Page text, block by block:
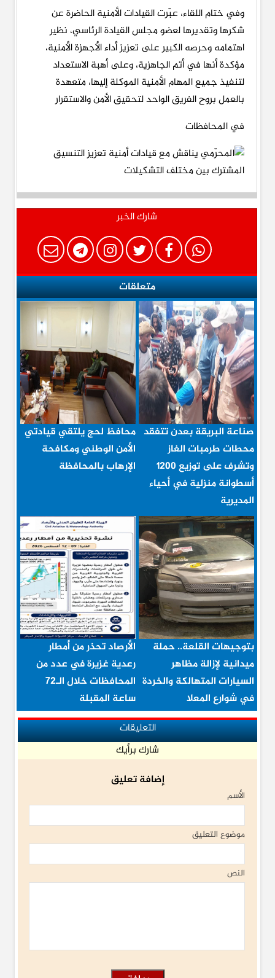
وفي ختام اللقاء، عبّرت القيادات الأمنية الحاضرة عن
شكرها وتقديرها لعضو مجلس القيادة الرئاسي، نظير
اهتمامه وحرصه الكبير على تعزيز أداء الأجهزة الأمنية،
مؤكدة أنها في أتم الجاهزية، وعلى أهبة الاستعداد
لتنفيذ جميع المهام الأمنية الموكلة إليها، متعهدة
بالعمل بروح الفريق الواحد لتحقيق الأمن والاستقرار
في المحافظات
شارك الخبر
متعلقات
صناعة البريقة بعدن تتفقد
محطات طرمبات الغاز
وتشرف على توزيع 1200
أسطوانة منزلية في أحياء
المديرية
محافظ لحج يلتقي قيادتي
الأمن الوطني ومكافحة
الإرهاب بالمحافظة
بتوجيهات القلعة.. حملة
ميدانية لإزالة مظاهر
السيارات المتهالكة والخردة
في شوارع المعلا
الأرصاد تحذر من أمطار
رعدية غزيرة في عدد من
المحافظات خلال الـ72
ساعة المقبلة
التعليقات
شارك برأيك
إضافة تعليق
الأسم
موضوع التعليق
النص